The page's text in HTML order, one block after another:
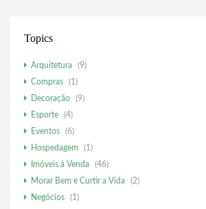
Topics
Arquitetura
(9)
Compras
(1)
Decoração
(9)
Esporte
(4)
Eventos
(6)
Hospedagem
(1)
Imóveis à Venda
(46)
Morar Bem e Curtir a Vida
(2)
Negócios
(1)